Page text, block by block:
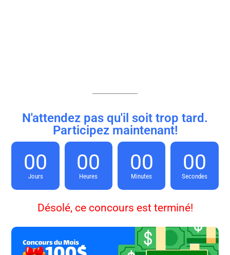
N'attendez pas qu'il soit trop tard.
Participez maintenant!
00
Jours
00
Heures
00
Minutes
00
Secondes
Désolé, ce concours est terminé!